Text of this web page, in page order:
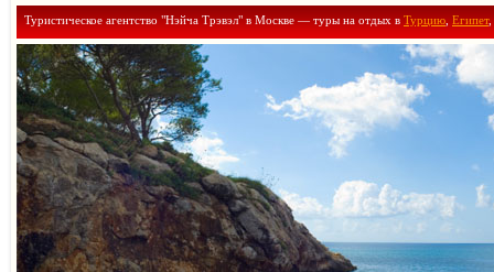
Туристическое агентство "Нэйча Трэвэл" в Москве — туры на отдых в Турцию Египет,